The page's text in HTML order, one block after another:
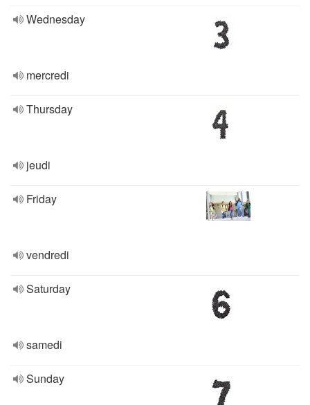
Wednesday
mercredi
Thursday
jeudi
Friday
vendredi
Saturday
samedi
Sunday